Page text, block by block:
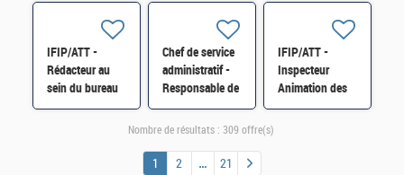
IFIP/ATT -
Rédacteur au
sein du bureau
GF-3B –
Chef de service
administratif -
Responsable de
la division
collectivités
IFIP/ATT -
Inspecteur
Animation des
réseaux du
Nombre de résultats : 309 offre(s)
1 2 21